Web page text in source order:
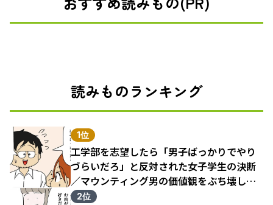
読みものランキング
1位
工学部を志望したら「男子ばっかりでやり
づらいだろ」と反対された女子学生の決断
／マウンティング男の価値観をぶち壊した
結果（1）
2位